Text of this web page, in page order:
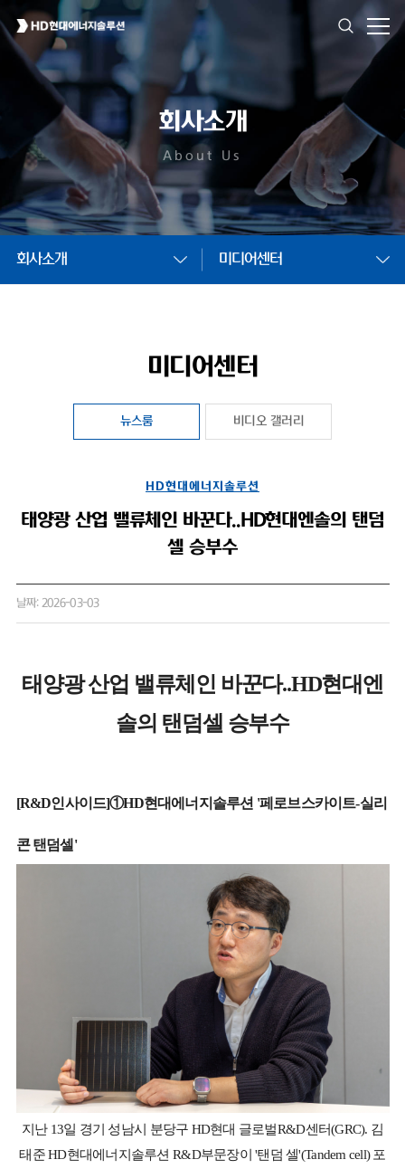
회사소개
About Us
회사소개 미디어센터
미디어센터
뉴스룸 비디오 갤러리
HD현대에너지솔루션
태양광 산업 밸류체인 바꾼다..HD현대엔솔의 탠덤
셀 승부수
날짜: 2026-03-03
태양광 산업 밸류체인 바꾼다..HD현대엔
솔의 탠덤셀 승부수
[R&D인사이드]①HD현대에너지솔루션 '페로브스카이트-실리
콘 탠덤셀'
지난 13일 경기 성남시 분당구 HD현대 글로벌R&D센터(GRC). 김
태준 HD현대에너지솔루션 R&D부문장이 '탠덤 셀'(Tandem cell) 포